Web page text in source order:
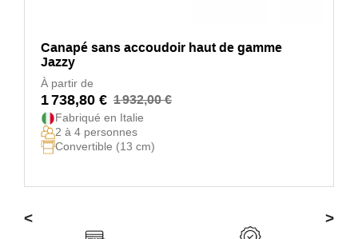
Canapé sans accoudoir haut de gamme
Jazzy
À partir de
1 738,80 € 1 932,00 €
Fabriqué en Italie
2 à 4 personnes
Convertible (13 cm)
< >